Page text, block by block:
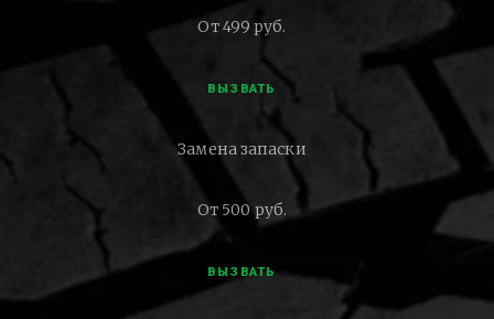
От 499 руб.
ВЫЗВАТЬ
Замена запаски
От 500 руб.
ВЫЗВАТЬ